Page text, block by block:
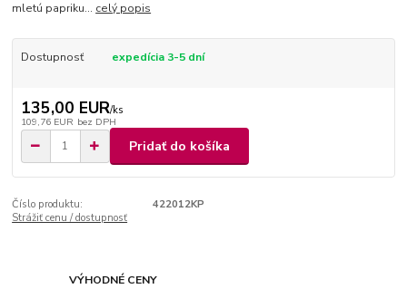
mletú papriku... celý popis
Dostupnosť expedícia 3-5 dní
135,00 EUR/ks
109,76 EUR bez DPH
Pridať do košíka
Číslo produktu:
422012KP
Strážiť cenu / dostupnosť
VÝHODNÉ CENY